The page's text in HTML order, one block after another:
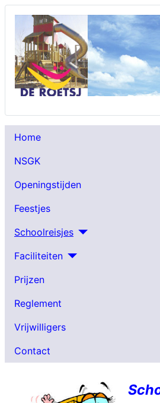
Home
NSGK
Openingstijden
Feestjes
Schoolreisjes
Faciliteiten
Prijzen
Reglement
Vrijwilligers
Contact